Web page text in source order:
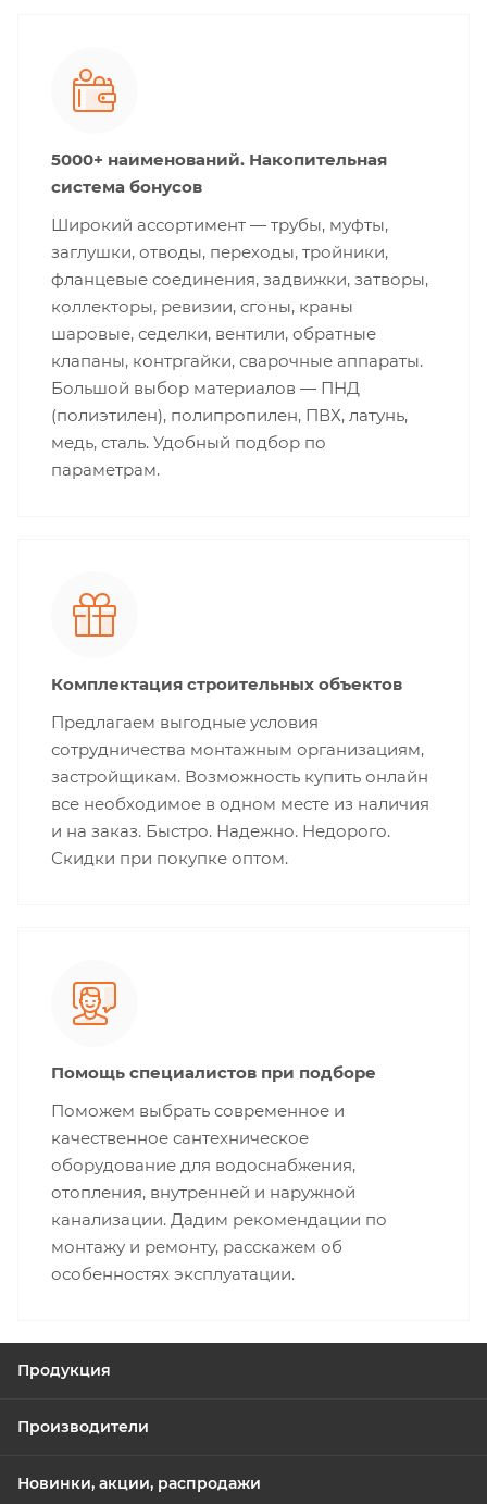
5000+ наименований. Накопительная
система бонусов
Широкий ассортимент — трубы, муфты,
заглушки, отводы, переходы, тройники,
фланцевые соединения, задвижки, затворы,
коллекторы, ревизии, сгоны, краны
шаровые, седелки, вентили, обратные
клапаны, контргайки, сварочные аппараты.
Большой выбор материалов — ПНД
(полиэтилен), полипропилен, ПВХ, латунь,
медь, сталь. Удобный подбор по
параметрам.
Комплектация строительных объектов
Предлагаем выгодные условия
сотрудничества монтажным организациям,
застройщикам. Возможность купить онлайн
все необходимое в одном месте из наличия
и на заказ. Быстро. Надежно. Недорого.
Скидки при покупке оптом.
Помощь специалистов при подборе
Поможем выбрать современное и
качественное сантехническое
оборудование для водоснабжения,
отопления, внутренней и наружной
канализации. Дадим рекомендации по
монтажу и ремонту, расскажем об
особенностях эксплуатации.
Продукция
Производители
Новинки, акции, распродажи